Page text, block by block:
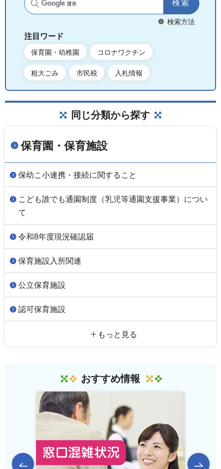
サイト内検索
検索方法
注目ワード
保育園・幼稚園 コロナワクチン
粗大ごみ 市民税 入札情報
同じ分類から探す
保育園・保育施設
保幼こ小連携・接続に関すること
こども誰でも通園制度（乳児等通園支援事業）につい
て
令和8年度現況確認届
保育施設入所関連
公立保育施設
認可保育施設
もっと見る
おすすめ情報
前のスライドを表示